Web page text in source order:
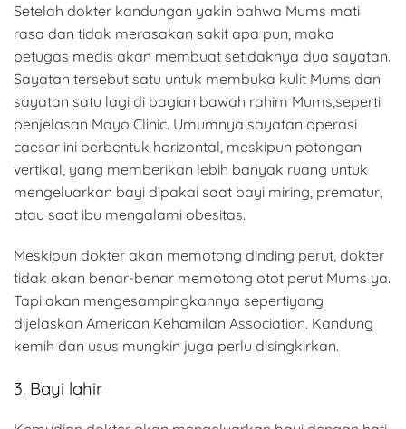
Setelah dokter kandungan yakin bahwa Mums mati
rasa dan tidak merasakan sakit apa pun, maka
petugas medis akan membuat setidaknya dua sayatan.
Sayatan tersebut satu untuk membuka kulit Mums dan
sayatan satu lagi di bagian bawah rahim Mums,seperti
penjelasan Mayo Clinic. Umumnya sayatan operasi
caesar ini berbentuk horizontal, meskipun potongan
vertikal, yang memberikan lebih banyak ruang untuk
mengeluarkan bayi dipakai saat bayi miring, prematur,
atau saat ibu mengalami obesitas.
Meskipun dokter akan memotong dinding perut, dokter
tidak akan benar-benar memotong otot perut Mums ya.
Tapi akan mengesampingkannya sepertiyang
dijelaskan American Kehamilan Association. Kandung
kemih dan usus mungkin juga perlu disingkirkan.
3. Bayi lahir